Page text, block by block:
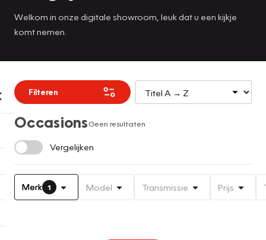
Welkom in onze digitale showroom, leuk dat u een kijkje
komt nemen.
Filteren
OccasionsGeen resultaten
Vergelijken
Merk 1 Model Transmissie Prijs